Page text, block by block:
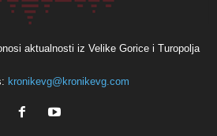
aktualnosti iz Velike Gorice i Turopolja
kronikevg@kronikevg.com